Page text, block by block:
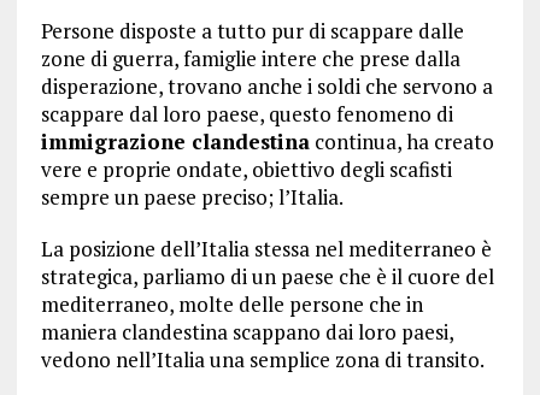
Persone disposte a tutto pur di scappare dalle
zone di guerra, famiglie intere che prese dalla
disperazione, trovano anche i soldi che servono a
scappare dal loro paese, questo fenomeno di
immigrazione clandestinacontinua, ha creato
vere e proprie ondate, obiettivo degli scafisti
sempre un paese preciso; l’Italia.
La posizione dell’Italia stessa nel mediterraneo è
strategica, parliamo di un paese che è il cuore del
mediterraneo, molte delle persone che in
maniera clandestina scappano dai loro paesi,
vedono nell’Italia una semplice zona di transito.